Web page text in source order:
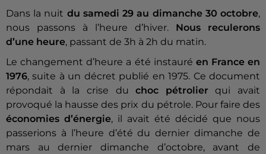
Dans la nuit du samedi 29 au dimanche 30 octobre,
nous passons à l’heure d’hiver. Nous reculerons
d’une heure, passant de 3h à 2h du matin.
Le changement d’heure a été instauré en France en
1976, suite à un décret publié en 1975. Ce document
répondait à la crise duchoc pétrolierqui avait
provoqué la hausse des prix du pétrole. Pour faire des
économies d’énergie, il avait été décidé que nous
passerions à l’heure d’été du dernier dimanche de
mars au dernier dimanche d’octobre, avant de